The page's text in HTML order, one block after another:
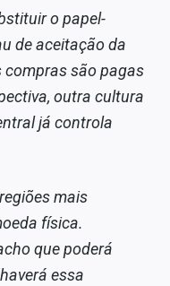
o papel-
de aceitação da
compras são pagas
outra cultura
já controla
mais
física.
que poderá
essa